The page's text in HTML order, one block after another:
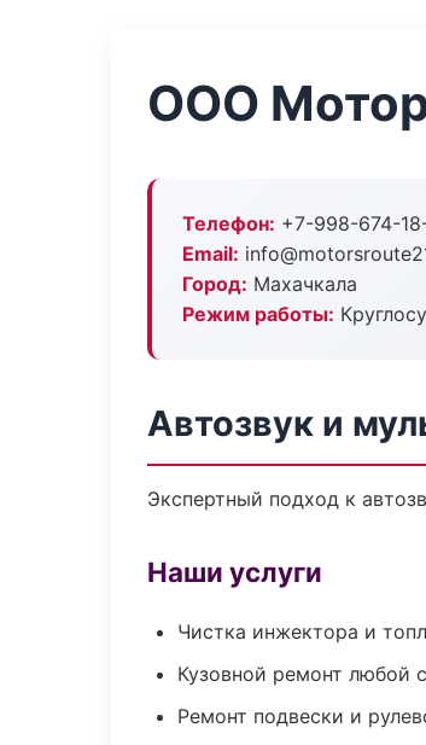
ООО
Телефон: +7-998-674-
Email:
Город: Махачкала
Режим работы:
Автозвук и
Экспертный подход к
Наши услуги
Чистка инжектора и
Кузовной ремонт любой
Ремонт подвески и